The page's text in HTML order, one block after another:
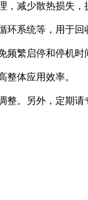
减少散热损失，
系统等，用于回
频繁启停和停机时
整体应用效率。
。另外，定期